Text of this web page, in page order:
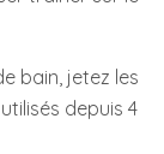
bain, jetez les
depuis 4